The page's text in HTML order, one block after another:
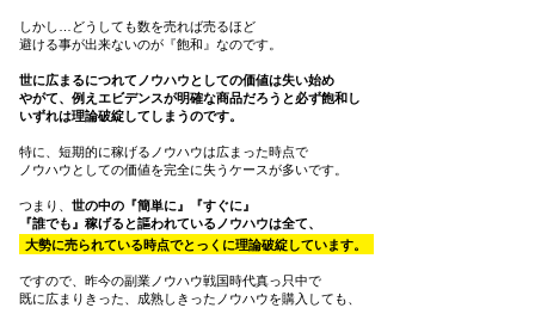
しかし…どうしても数を売れば売るほど
避ける事が出来ないのが『飽和』なのです。
世に広まるにつれてノウハウとしての価値は失い始め
やがて、例えエビデンスが明確な商品だろうと必ず飽和し
いずれは理論破綻してしまうのです。
特に、短期的に稼げるノウハウは広まった時点で
ノウハウとしての価値を完全に失うケースが多いです。
つまり、 世の中の『簡単に』『すぐに』
『誰でも』稼げると謳われているノウハウは全て、
大勢に売られている時点でとっくに理論破綻しています。
ですので、昨今の副業ノウハウ戦国時代真っ只中で
既に広まりきった、成熟しきったノウハウを購入しても、